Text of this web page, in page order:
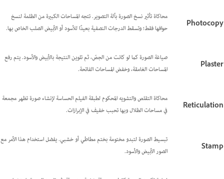
Photocopy
محاكاة تأثير نسخ الصورة بآلة التصوير. تتجه المساحات الكبيرة من الظلمة لنسخ
حوافها فقط؛ وتسقط الدرجات النصفية بعيدًا للأسود أو الأبيض الصلب الخاص بها.
Plaster
صياغة الصورة كما لو كانت من الجصّ، ثم تلوين النتيجة بالأبيض والأسود. يتم رفع
المساحات الغامقة، وخفض المساحات الفاتحة.
Reticulation
محاكاة التقلص والتشويه المحكوم لطبقة الفيلم الحساسة لإنشاء صورة تظهر مجمعة
في مساحات الظلال وبها تحبب خفيف في الإبرازات.
Stamp
تبسيط الصورة لتبدو مختومة بختم مطاطي أو خشبي. يفضل استخدام هذا الأمر مع
الصور الأبيض والأسود.